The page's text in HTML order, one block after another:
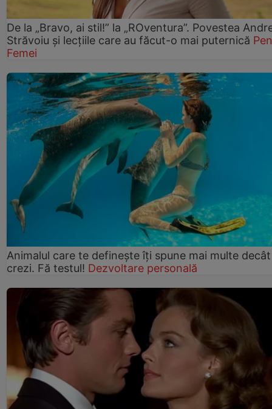
De la „Bravo, ai stil!” la „ROventura”. Povestea
Străvoiu și lecțiile care au făcut-o mai puternică
Femei
Animalul care te definește îți spune mai multe decât
crezi. Fă testul! Dezvoltare personală